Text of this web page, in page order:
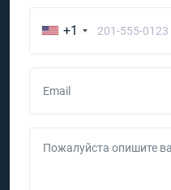
+1
Email
Пожалуйста опишите